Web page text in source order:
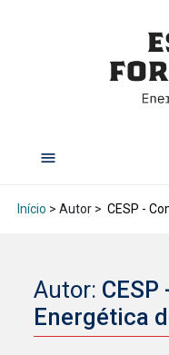
Início > Autor > CESP -
Autor:
Energética